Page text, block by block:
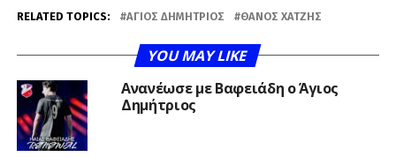
RELATED TOPICS: ΆΓΙΟΣ ΔΗΜΉΤΡΙΟΣ ΘΆΝΟΣ ΧΑΤΖΉΣ
YOU MAY LIKE
Ανανέωσε με Βαφειάδη ο Άγιος
Δημήτριος